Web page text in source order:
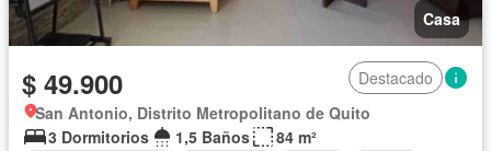
Casa
$ 49.900
Destacado
San Antonio, Distrito Metropolitano de Quito
3 Dormitorios
1,5 Baños
84 m²